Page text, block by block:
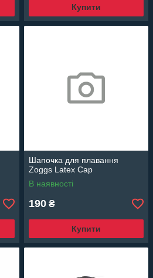
Купити
Шапочка для плавання
Zoggs Latex Cap
В наявності
190 ₴
Купити